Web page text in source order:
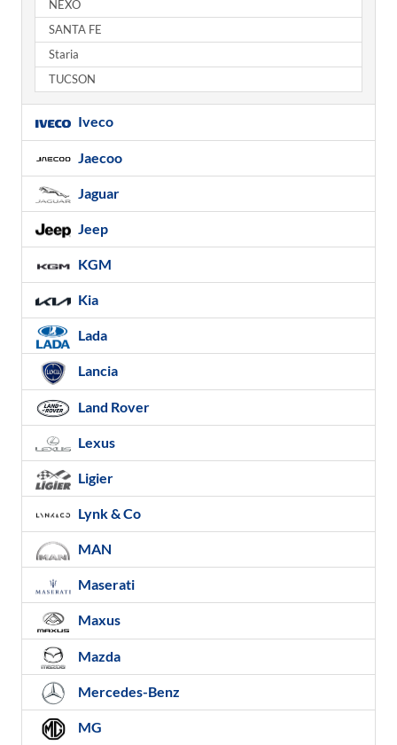
NEXO
SANTA FE
Staria
TUCSON
Iveco
Jaecoo
Jaguar
Jeep
KGM
Kia
Lada
Lancia
Land Rover
Lexus
Ligier
Lynk & Co
MAN
Maserati
Maxus
Mazda
Mercedes-Benz
MG